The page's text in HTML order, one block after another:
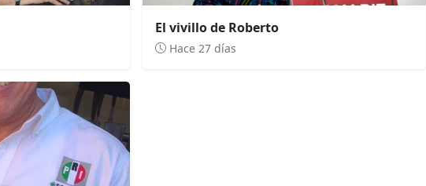
El vivillo de Roberto
Hace 27 días